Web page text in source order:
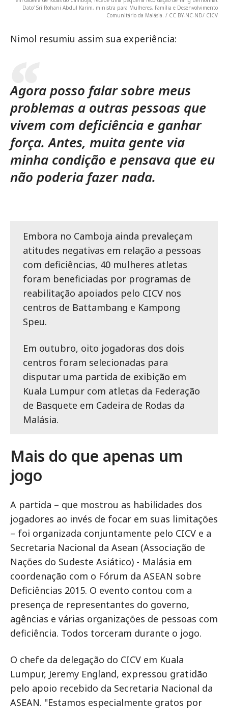
Dato' Sri Rohani Abdul Karim, ministra para Mulheres, Família e Desenvolvimento
Comunitário da Malásia. / CC BY-NC-ND/ CICV
Nimol resumiu assim sua experiência:
Agora posso falar sobre meus
problemas a outras pessoas que
vivem com deficiência e ganhar
força. Antes, muita gente via
minha condição e pensava que eu
não poderia fazer nada.
Embora no Camboja ainda prevaleçam
atitudes negativas em relação a pessoas
com deficiências, 40 mulheres atletas
foram beneficiadas por programas de
reabilitação apoiados pelo CICV nos
centros de Battambang e Kampong
Speu.
Em outubro, oito jogadoras dos dois
centros foram selecionadas para
disputar uma partida de exibição em
Kuala Lumpur com atletas da Federação
de Basquete em Cadeira de Rodas da
Malásia.
Mais do que apenas um
jogo
A partida – que mostrou as habilidades dos
jogadores ao invés de focar em suas limitações
– foi organizada conjuntamente pelo CICV e a
Secretaria Nacional da Asean (Associação de
Nações do Sudeste Asiático) - Malásia em
coordenação com o Fórum da ASEAN sobre
Deficiências 2015. O evento contou com a
presença de representantes do governo,
agências e várias organizações de pessoas com
deficiência. Todos torceram durante o jogo.
O chefe da delegação do CICV em Kuala
Lumpur, Jeremy England, expressou gratidão
pelo apoio recebido da Secretaria Nacional da
ASEAN. "Estamos especialmente gratos por